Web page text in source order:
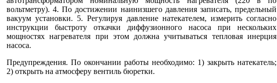
вольтметру). 4. По достижении наинизшего давления записать, предельный
вакуум установки. 5. Регулируя давление натекателем, измерить согласно
инструкции быстроту откачки диффузионного насоса при нескольких
мощностях нагревателя при этом должна учитываться тепловая инерция
насоса.
Предупреждения. По окончании работы необходимо: 1) закрыть натекатель;
2) открыть на атмосферу вентиль бюретки.